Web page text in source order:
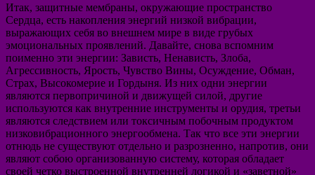
Итак, защитные мембраны, окружающие пространство
Сердца, есть накопления энергий низкой вибрации,
выражающих себя во внешнем мире в виде грубых
эмоциональных проявлений. Давайте, снова вспомним
поименно эти энергии: Зависть, Ненависть, Злоба,
Агрессивность, Ярость, Чувство Вины, Осуждение, Обман,
Страх, Высокомерие и Гордыня. Из них одни энергии
являются первопричиной и движущей силой, другие
используются как внутренние инструменты и орудия, третьи
являются следствием или токсичным побочным продуктом
низковибрационного энергообмена. Так что все эти энергии
отнюдь не существуют отдельно и разрозненно, напротив, они
являют собою организованную систему, которая обладает
своей четко выстроенной внутренней логикой и «заветной»